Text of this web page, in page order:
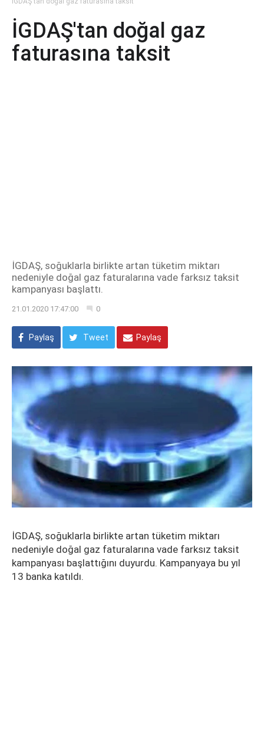
İGDAŞ'tan doğal gaz
faturasına taksit
İGDAŞ, soğuklarla birlikte artan tüketim miktarı
nedeniyle doğal gaz faturalarına vade farksız taksit
kampanyası başlattı.
21.01.2020 17:47:00 0
Paylaş Tweet Paylaş
İGDAŞ, soğuklarla birlikte artan tüketim miktarı
nedeniyle doğal gaz faturalarına vade farksız taksit
kampanyası başlattığını duyurdu. Kampanyaya bu yıl
13 banka katıldı.